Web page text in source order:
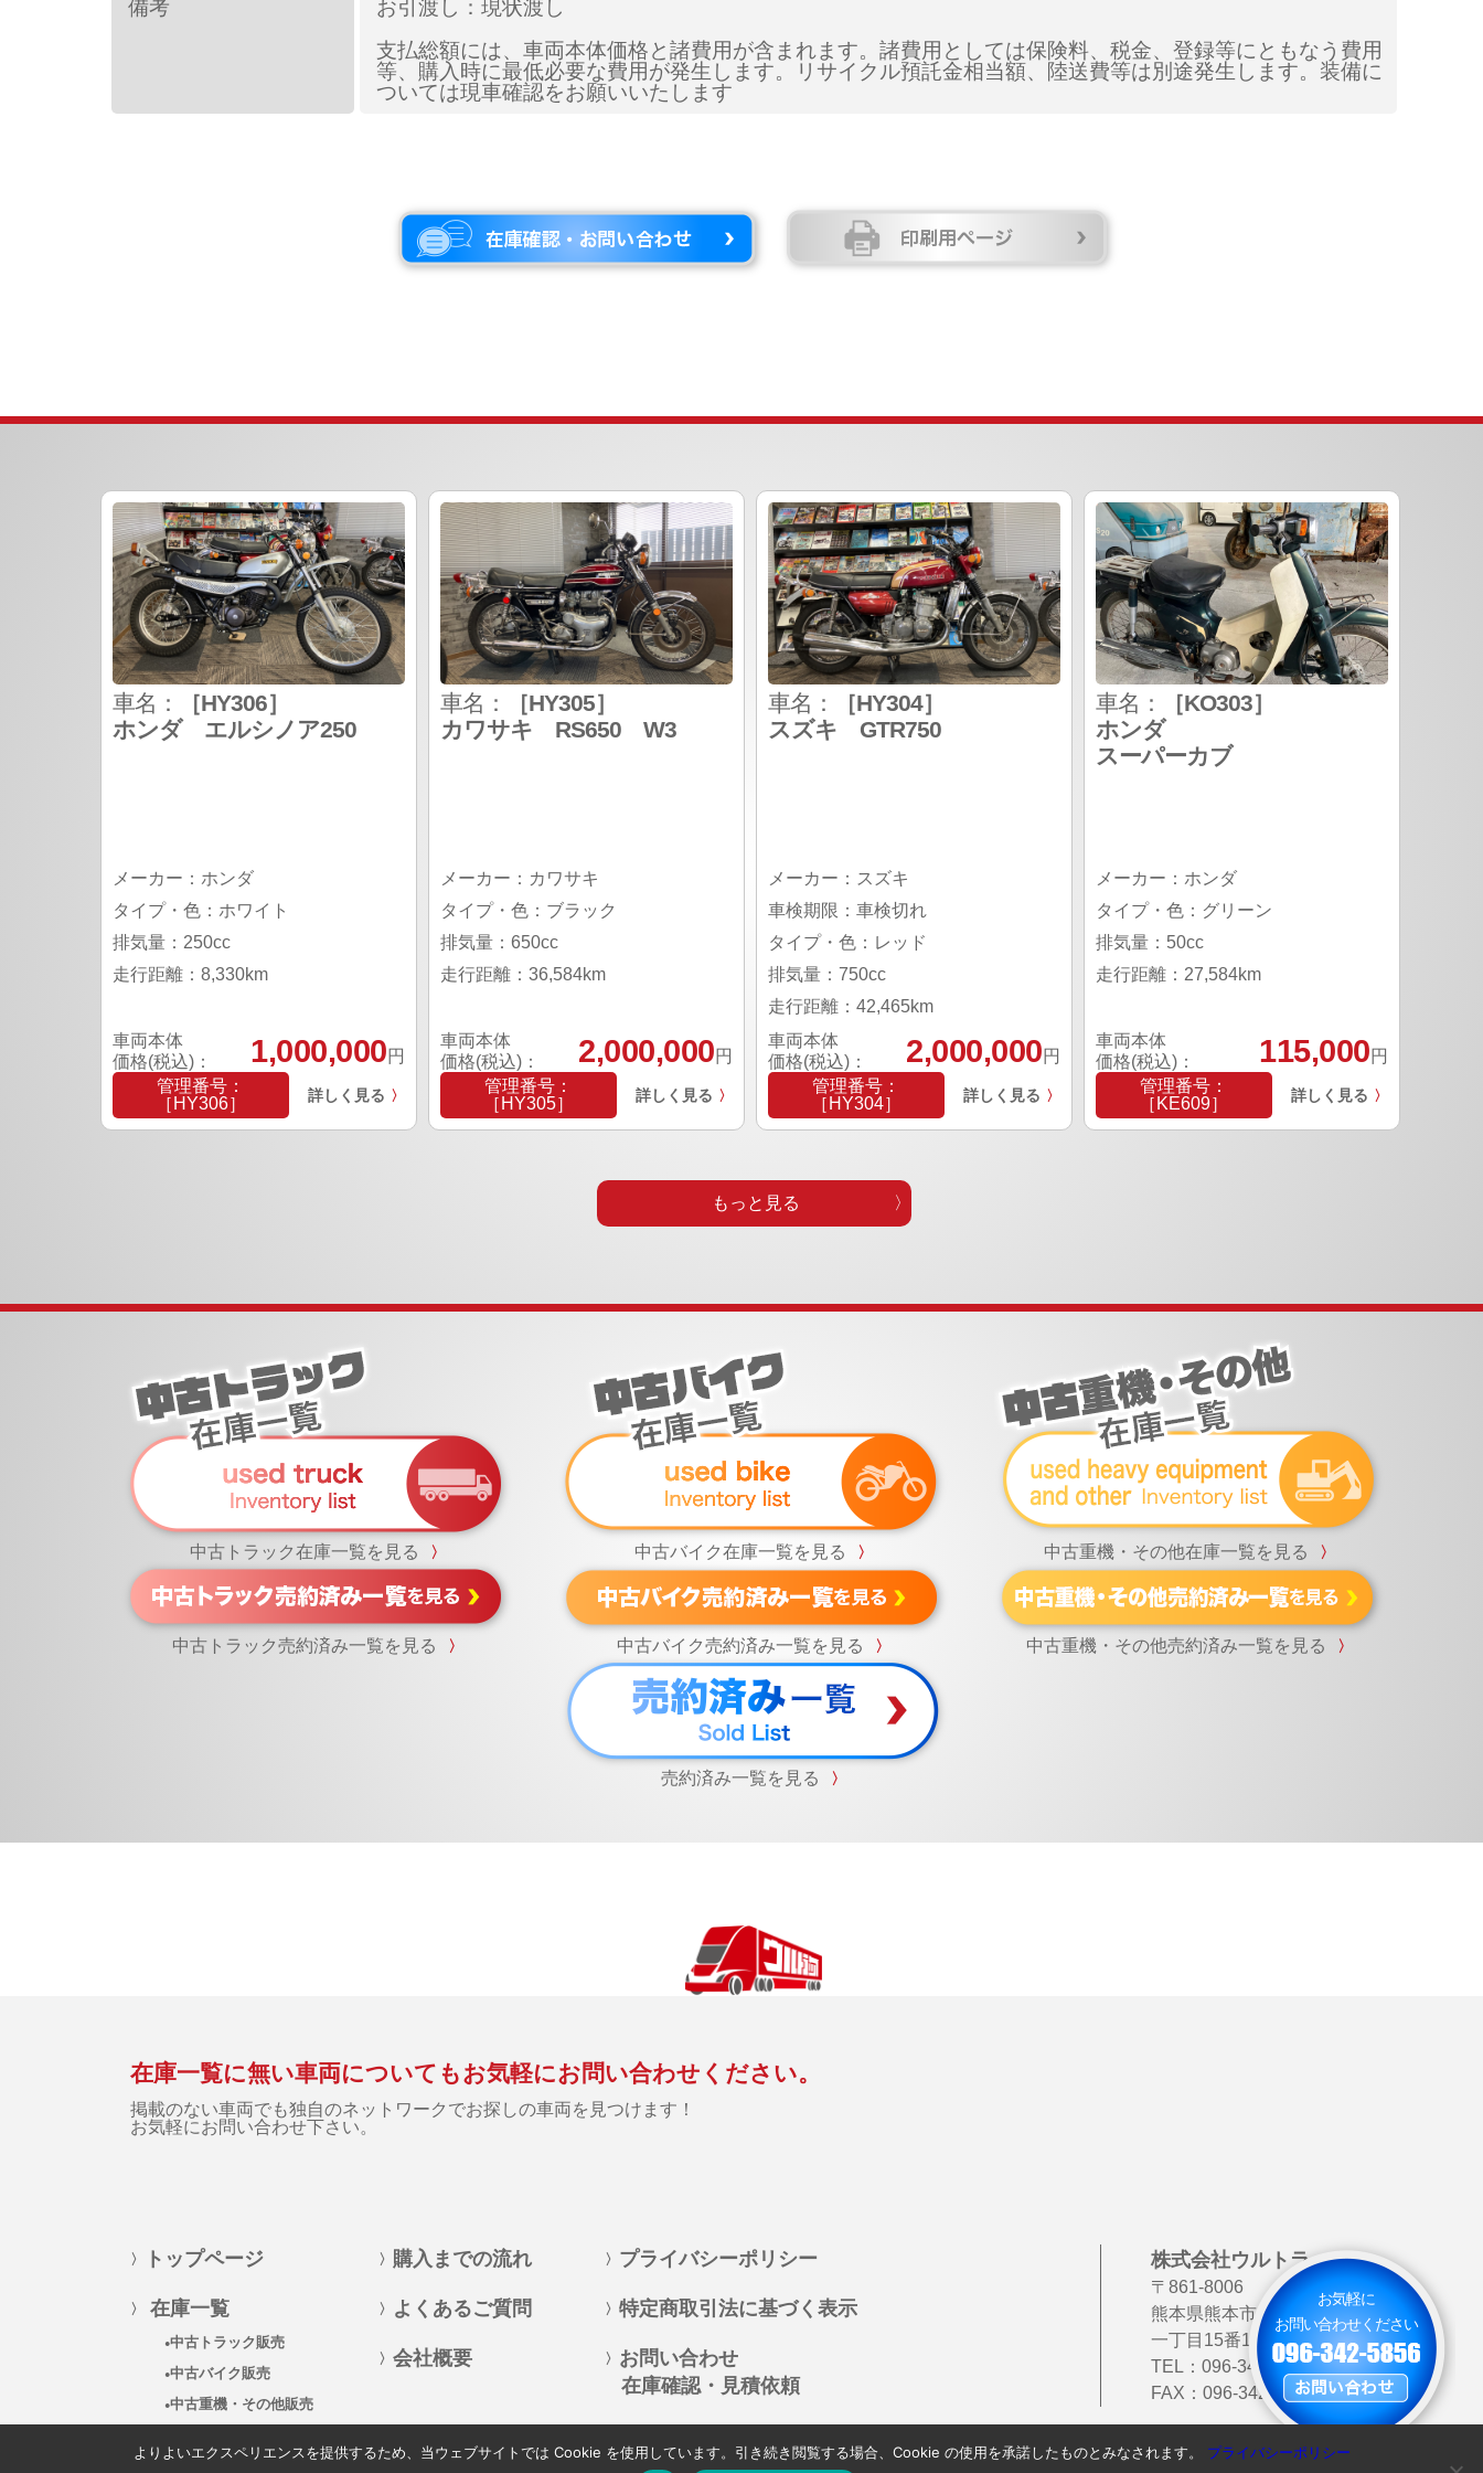
備考
お引渡し：現状渡し
支払総額には、車両本体価格と諸費用が含まれます。諸費用としては保険料、税金、登録等にともなう費用
等、購入時に最低必要な費用が発生します。リサイクル預託金相当額、陸送費等は別途発生します。装備に
ついては現車確認をお願いいたします
車名：
［HY306］
ホンダ エルシノア250
メーカー：ホンダ
タイプ・色：ホワイト
排気量：250cc
走行距離：8,330km
車両本体
価格(税込)：
1,000,000 円
管理番号：
［HY306］
詳しく見る 〉
車名：
［HY305］
カワサキ RS650 W3
メーカー：カワサキ
タイプ・色：ブラック
排気量：650cc
走行距離：36,584km
車両本体
価格(税込)：
2,000,000 円
管理番号：
［HY305］
詳しく見る 〉
車名：
［HY304］
スズキ GTR750
メーカー：スズキ
車検期限：車検切れ
タイプ・色：レッド
排気量：750cc
走行距離：42,465km
車両本体
価格(税込)：
2,000,000 円
管理番号：
［HY304］
詳しく見る 〉
車名：
［KO303］
ホンダ
スーパーカブ
メーカー：ホンダ
タイプ・色：グリーン
排気量：50cc
走行距離：27,584km
車両本体
価格(税込)：
115,000 円
管理番号：
［KE609］
詳しく見る 〉
もっと見る
中古トラック在庫一覧を見る 〉 中古バイク在庫一覧を見る 〉 中古重機・その他在庫一覧を見る 〉
中古トラック売約済み一覧を見る 〉 中古バイク売約済み一覧を見る 〉 中古重機・その他売約済み一覧を見る 〉
売約済み一覧を見る 〉
在庫一覧に無い車両についてもお気軽にお問い合わせください。
掲載のない車両でも独自のネットワークでお探しの車両を見つけます！
お気軽にお問い合わせ下さい。
トップページ
在庫一覧
中古トラック販売
中古バイク販売
中古重機・その他販売
購入までの流れ
よくあるご質問
会社概要
プライバシーポリシー
特定商取引法に基づく表示
お問い合わせ
在庫確認・見積依頼
株式会社ウルトラック
〒861-8006
熊本県熊本市北区龍田
一丁目15番111号
TEL： 096-342-5856
FAX：096-342-5857
お気軽に
お問い合わせください
よりよいエクスペリエンスを提供するため、当ウェブサイトでは Cookie を使用しています。引き続き閲覧する場合、Cookie の使用を承諾したものとみなされます。 プライバシーポリシー